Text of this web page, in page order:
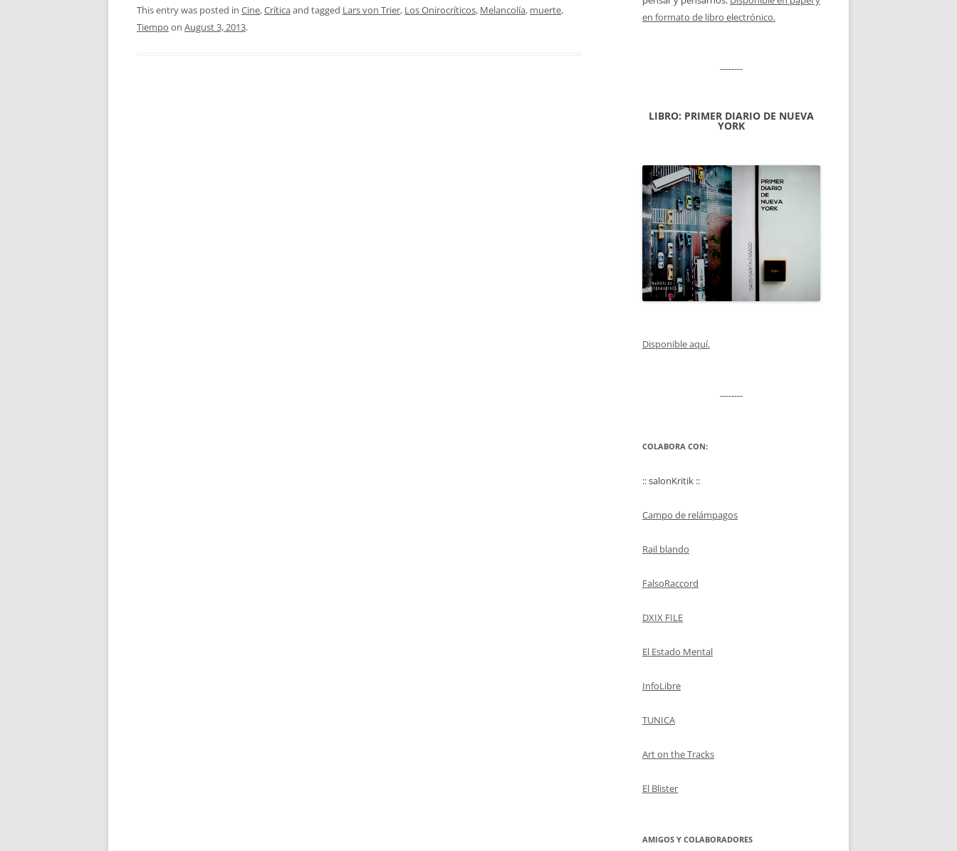
This entry was posted in Cine,Críticaand tagged Lars von Trier, Los Onirocríticos, Melancolía, muerte,
Tiempo on August 3, 2013.
en formato de libro electrónico.
--------
LIBRO: PRIMER DIARIO DE NUEVA
YORK
Disponible aquí.
--------
COLABORA CON:
:: salonKritik ::
Campo de relámpagos
Rail blando
FalsoRaccord
DXIX FILE
El Estado Mental
InfoLibre
TUNICA
Art on the Tracks
El Blister
AMIGOS Y COLABORADORES